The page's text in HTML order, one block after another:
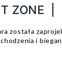
ZONE |
została
i